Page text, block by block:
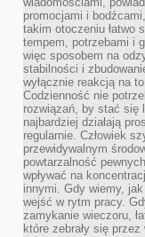
promocjami i
takim otoczeniu łatwo
tempem, potrzebami i
więc sposobem na
stabilności i
wyłącznie reakcją na
Codzienność nie
rozwiązań, by stać się
najbardziej działają
regularnie. Człowiek
przewidywalnym
powtarzalność
wpływać na
innymi. Gdy wiemy,
wejść w rytm pracy.
zamykanie wieczoru,
które zebrały się